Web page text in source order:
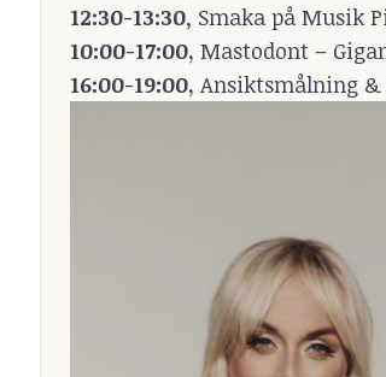
12:30-13:30, Smaka på Musik
10:00-17:00, Mastodont –
16:00-19:00, Ansiktsmålning &